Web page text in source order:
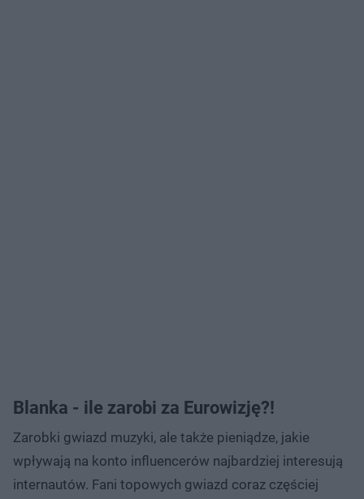
Blanka - ile zarobi za Eurowizję?!
Zarobki gwiazd muzyki, ale także pieniądze, jakie
wpływają na konto influencerów najbardziej interesują
internautów. Fani topowych gwiazd coraz częściej